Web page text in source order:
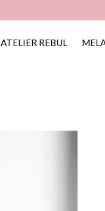
ATELIER REBUL